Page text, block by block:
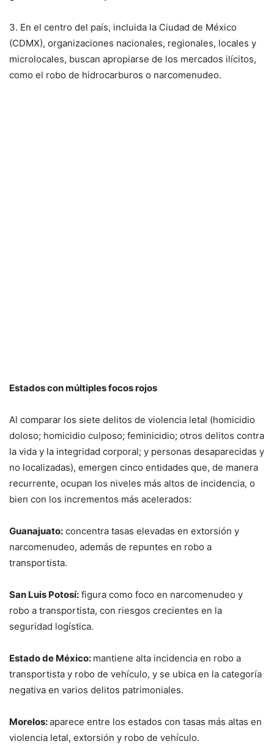
3. En el centro del país, incluida la Ciudad de México
(CDMX), organizaciones nacionales, regionales, locales y
microlocales, buscan apropiarse de los mercados ilícitos,
como el robo de hidrocarburos o narcomenudeo.
Estados con múltiples focos rojos
Al comparar los siete delitos de violencia letal (homicidio
doloso; homicidio culposo; feminicidio; otros delitos contra
la vida y la integridad corporal; y personas desaparecidas y
no localizadas), emergen cinco entidades que, de manera
recurrente, ocupan los niveles más altos de incidencia, o
bien con los incrementos más acelerados:
Guanajuato: concentra tasas elevadas en extorsión y
narcomenudeo, además de repuntes en robo a
transportista.
San Luis Potosí: figura como foco en narcomenudeo y
robo a transportista, con riesgos crecientes en la
seguridad logística.
Estado de México: mantiene alta incidencia en robo a
transportista y robo de vehículo, y se ubica en la categoría
negativa en varios delitos patrimoniales.
Morelos:aparece entre los estados con tasas más altas en
violencia letal, extorsión y robo de vehículo.